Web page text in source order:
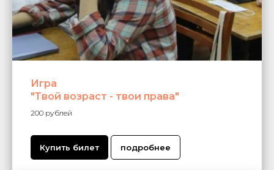
Игра
"Твой возраст - твои права"
200 рублей
Купить билет подробнее